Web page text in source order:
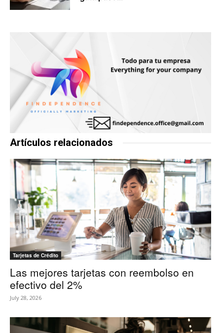
Artículos relacionados
Tarjetas de Crédito
Las mejores tarjetas con reembolso en
efectivo del 2%
July 28, 2026